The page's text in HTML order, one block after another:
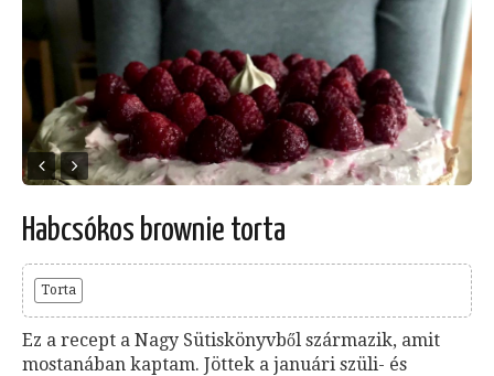
Habcsókos brownie torta
Torta
Ez a recept a Nagy Sütiskönyvből származik, amit
mostanában kaptam. Jöttek a januári szüli- és